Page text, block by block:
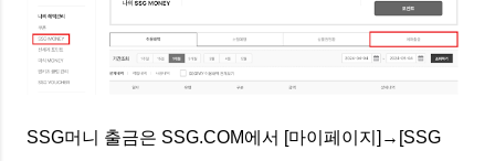
SSG머니 출금은 SSG.COM에서 [마이페이지]→[SSG